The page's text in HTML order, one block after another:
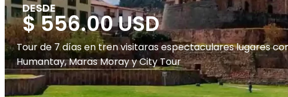
DESDE
$ 556.00 USD
Tour de 7 días en tren visitaras espectaculares lugares
Humantay, Maras Moray y City Tour